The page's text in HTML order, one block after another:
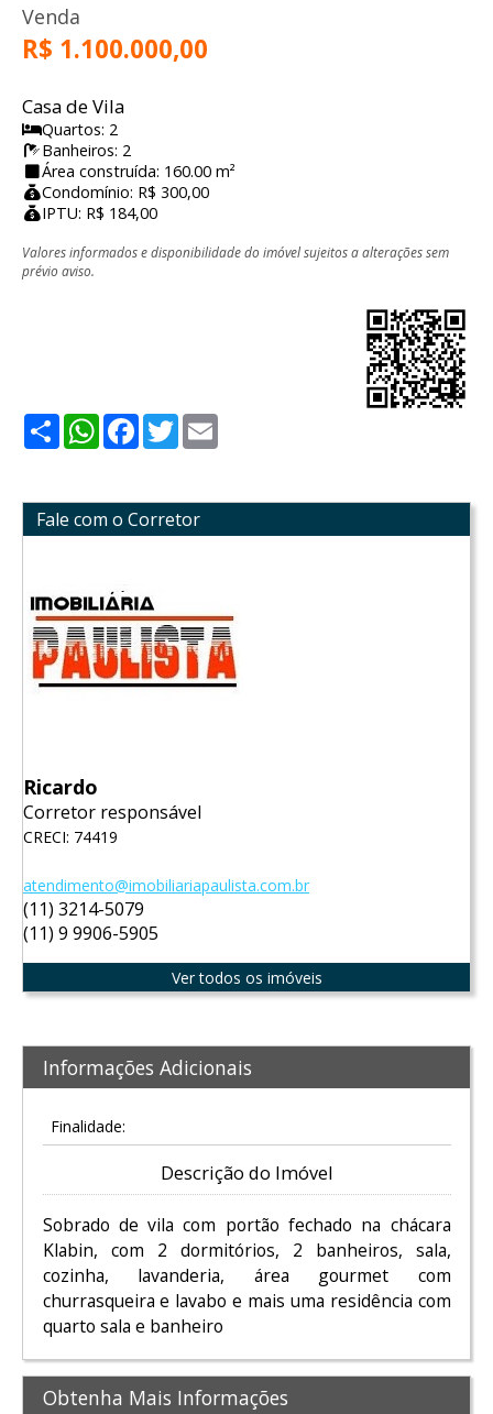
Venda
R$ 1.100.000,00
Casa de Vila
Quartos: 2
Banheiros: 2
Área construída: 160.00 m²
Condomínio: R$ 300,00
IPTU: R$ 184,00
Valores informados e disponibilidade do imóvel sujeitos a alterações sem
prévio aviso.
ShareWhatsApp
Facebook
Twitter
Fale com o Corretor
Ricardo
Corretor responsável
CRECI: 74419
atendimento@imobiliariapaulista.com.br
(11) 3214-5079
(11) 9 9906-5905
Ver todos os imóveis
Informações Adicionais
Finalidade:
Descrição do Imóvel
Sobrado de vila com portão fechado na chácara
Klabin, com 2 dormitórios, 2 banheiros, sala,
cozinha, lavanderia, área gourmet com
churrasqueira e lavabo e mais uma residência com
quarto sala e banheiro
Obtenha Mais Informações